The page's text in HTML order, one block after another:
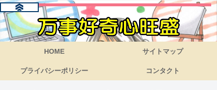
HOME サイトマップ
プライバシーポリシー コンタクト